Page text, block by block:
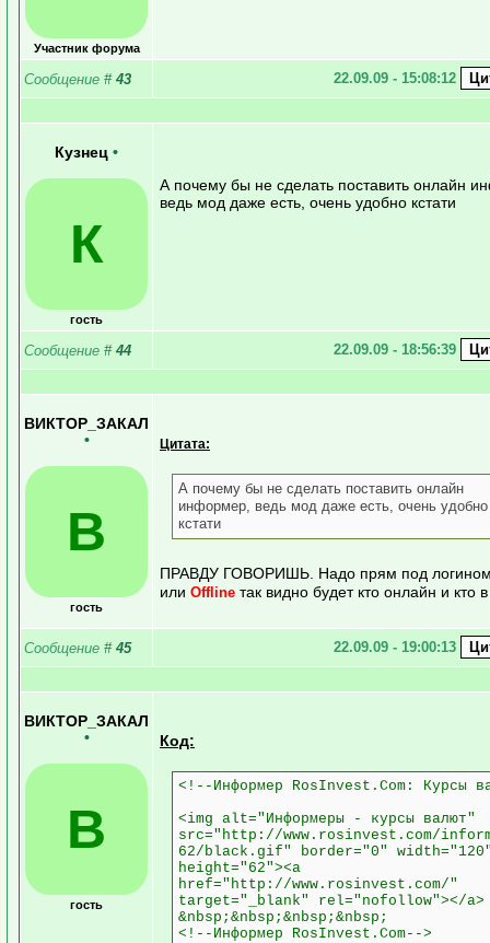
Участник форума
Сообщение # 43 22.09.09 - 15:08:12
Кузнец •
К
гость
А почему бы не сделать поставить онлайн
ведь мод даже есть, очень удобно кстати
Сообщение # 44 22.09.09 - 18:56:39
ВИКТОР_ЗАКАЛ
•
В
гость
Цитата:
А почему бы не сделать поставить онлайн
информер, ведь мод даже есть, очень удобно
кстати
ПРАВДУ ГОВОРИШЬ. Надо прям под
или Offline так видно будет кто онлайн и кто
Сообщение # 45 22.09.09 - 19:00:13
ВИКТОР_ЗАКАЛ
•
В
гость
Код:
<!--Информер RosInvest.Com: Курсы
<img alt="Информеры - курсы валют"
src="http://www.rosinvest.com/
62/black.gif" border="0"
height="62"><a
href="http://www.rosinvest.com/"
target="_blank" rel="nofollow"></a>
&nbsp;&nbsp;&nbsp;&nbsp;
<!--Информер RosInvest.Com-->